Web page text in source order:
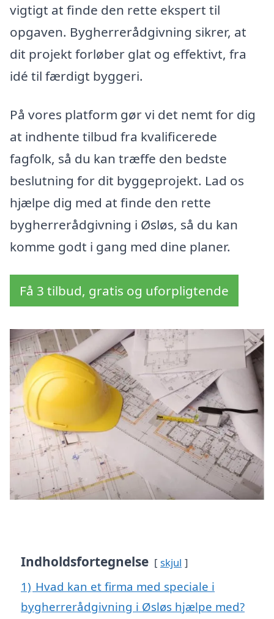
vigtigt at finde den rette ekspert til
opgaven. Bygherrerådgivning sikrer, at
dit projekt forløber glat og effektivt, fra
idé til færdigt byggeri.
På vores platform gør vi det nemt for dig
at indhente tilbud fra kvalificerede
fagfolk, så du kan træffe den bedste
beslutning for dit byggeprojekt. Lad os
hjælpe dig med at finde den rette
bygherrerådgivning i Øsløs, så du kan
komme godt i gang med dine planer.
Få 3 tilbud, gratis og uforpligtende
Indholdsfortegnelse skjul
1) Hvad kan et firma med speciale i
bygherrerådgivning i Øsløs hjælpe med?